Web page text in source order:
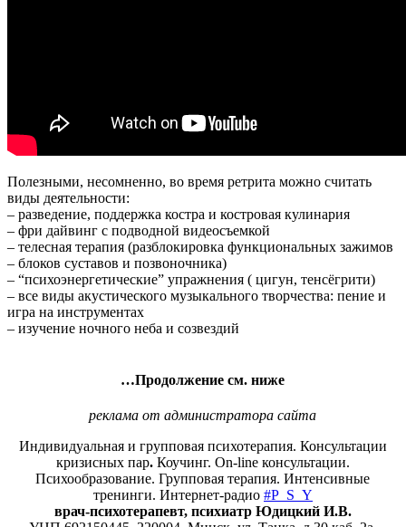
Полезными, несомненно, во время ретрита можно считать
виды деятельности:
– разведение, поддержка костра и костровая кулинария
– фри дайвинг с подводной видеосъемкой
– телесная терапия (разблокировка функциональных зажимов
– блоков суставов и позвоночника)
– “психоэнергетические” упражнения ( цигун, тенсёгрити)
– все виды акустического музыкального творчества: пение и
игра на инструментах
– изучение ночного неба и созвездий
…Продолжение см. ниже
реклама от администратора сайта
Индивидуальная и групповая психотерапия. Консультации
кризисных пар. Коучинг. On-line консультации.
Психообразование. Групповая терапия. Интенсивные
тренинги. Интернет-радио #P_S_Y
врач-психотерапевт, психиатр Юдицкий И.В.